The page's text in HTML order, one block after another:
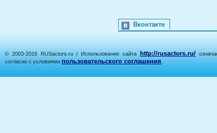
Вконтакте
© 2003-2016 RUSactors.ru / Использование сайта http://rusactors.ru/
согласие с условиями пользовательского соглашения